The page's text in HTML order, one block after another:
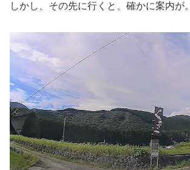
しかし、その先に行くと、確かに案内が。